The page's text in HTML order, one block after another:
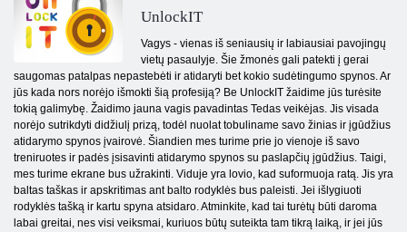
UnlockIT
Vagys - vienas iš seniausių ir labiausiai pavojingų
vietų pasaulyje. Šie žmonės gali patekti į gerai
saugomas patalpas nepastebėti ir atidaryti bet kokio sudėtingumo spynos. Ar
jūs kada nors norėjo išmokti šią profesiją? Be UnlockIT žaidime jūs turėsite
tokią galimybę. Žaidimo jauna vagis pavadintas Tedas veikėjas. Jis visada
norėjo sutrikdyti didžiulį prizą, todėl nuolat tobuliname savo žinias ir įgūdžius
atidarymo spynos įvairovė. Šiandien mes turime prie jo vienoje iš savo
treniruotes ir padės įsisavinti atidarymo spynos su paslapčių įgūdžius. Taigi,
mes turime ekrane bus užrakinti. Viduje yra lovio, kad suformuoja ratą. Jis yra
baltas taškas ir apskritimas ant balto rodyklės bus paleisti. Jei išlygiuoti
rodyklės tašką ir kartu spyna atsidaro. Atminkite, kad tai turėtų būti daroma
labai greitai, nes visi veiksmai, kuriuos būtų suteikta tam tikrą laiką, ir jei jūs